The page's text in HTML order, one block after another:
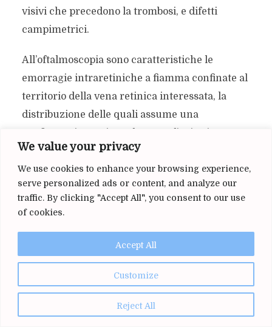
We value your privacy
We use cookies to enhance your browsing experience,
serve personalized ads or content, and analyze our
traffic. By clicking "Accept All", you consent to our use
of cookies.
Customize
Reject All
Accept All
visivi che precedono la trombosi, e difetti
campimetrici.
All’oftalmoscopia sono caratteristiche le
emorragie intraretiniche a fiamma confinate al
territorio della vena retinica interessata, la
distribuzione delle quali assume una
corrispondenza del sito dell’occlusione.
La diagnosi di BRVO in acuto si basa
sull’osservazione clinica di emorragie retiniche
nel territorio di distribuzione della vena
tramite l’esecuzione della FAG e dell’OCT.
Gestione e terapia
Di fronte alla diagnosi di RVO dobbiamo